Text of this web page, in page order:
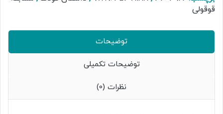
قوقولی
توضیحات
توضیحات تکمیلی
نظرات (0)